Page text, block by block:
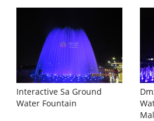
Interactive Sa Ground
Water Fountain